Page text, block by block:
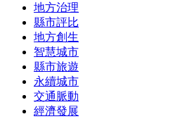
地方治理
縣市評比
地方創生
智慧城市
縣市旅遊
永續城市
交通脈動
經濟發展